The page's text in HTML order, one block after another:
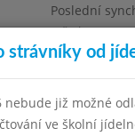
Poslední
Středa
strávníky od
nebude již možné
ve školní